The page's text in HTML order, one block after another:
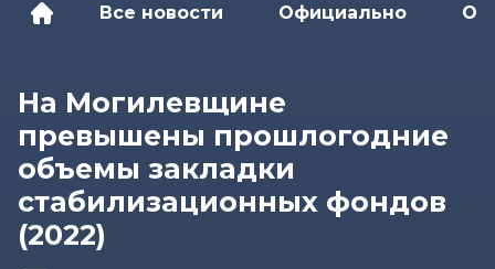
Все новости Официально
На Могилевщине
превышены прошлогодние
объемы закладки
стабилизационных фондов
(2022)